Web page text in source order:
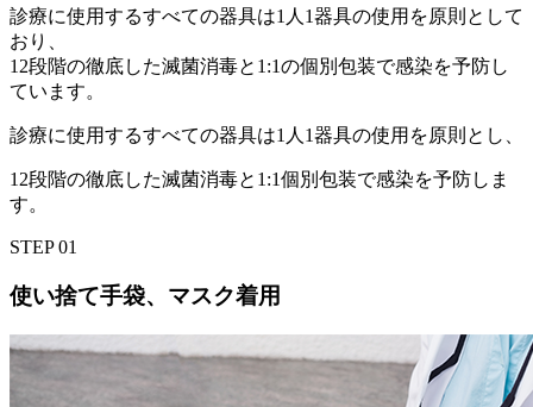
診療に使用するすべての器具は1人1器具の使用を原則として
おり、
12段階の徹底した滅菌消毒と1:1の個別包装で感染を予防し
ています。
診療に使用するすべての器具は1人1器具の使用を原則とし、
12段階の徹底した滅菌消毒と1:1個別包装で感染を予防しま
す。
STEP01
使い捨て手袋、マスク着用